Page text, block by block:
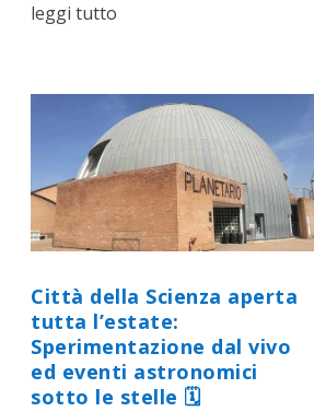
leggi tutto
Città della Scienza aperta
tutta l’estate:
Sperimentazione dal vivo
ed eventi astronomici
sotto le stelle 🗓